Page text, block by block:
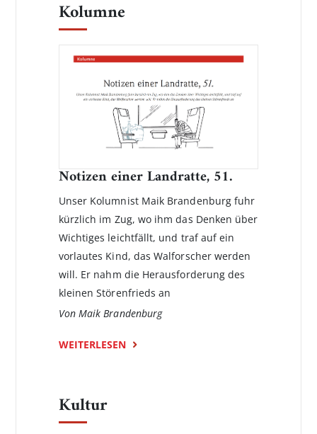
Kolumne
Notizen einer Landratte, 51.
Unser Kolumnist Maik Brandenburg fuhr
kürzlich im Zug, wo ihm das Denken über
Wichtiges leichtfällt, und traf auf ein
vorlautes Kind, das Walforscher werden
will. Er nahm die Herausforderung des
kleinen Störenfrieds an
Von Maik Brandenburg
WEITERLESEN
Kultur